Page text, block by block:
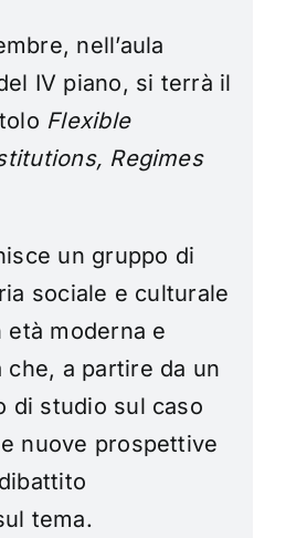
nell’aula
IV piano, si terrà il
Flexible
Regimes
un gruppo di
sociale e culturale
età moderna e
che, a partire da un
di studio sul caso
nuove prospettive
tema.